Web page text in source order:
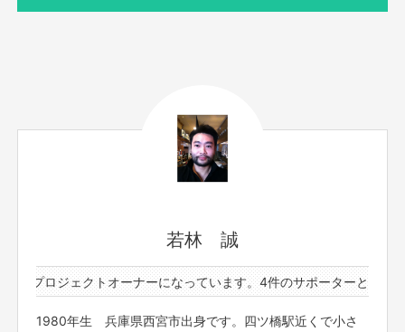
【お問合せ先】
不良品、発送品間違いの場合は無料で交換させていただきます。到着日から
7日以内に上記問い合わせ先へご連絡ください。それ以上経過しますと返品
をお受け出来ない場合がございます。※サポーターのご都合によるキャンセ
ル・返品・交換はお受けできません。
不良品、発送商品間違いの場合、着払いにて対応いたします。
若林 誠
プロジェクトオーナーになっています。4件のサポーターと1件のプ
1980年生 兵庫県西宮市出身です。四ツ橋駅近くで小さ
サポーター数 お届け予定日
アーティスト、クリエイター、デザイナー、ミュージシャ
グ）で、あなたのこと（活動）を全力で宣伝します！
宣伝ツール（チラシやポスターなど）はご用意お願いしま
す。
期間は2ヶ月間。両店舗で実行。
差別的、政治的、宗教的なものはお断りさせていただく場